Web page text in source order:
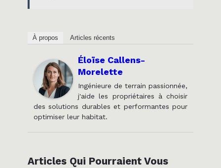
À propos Articles récents
Éloïse Callens-
Morelette
Ingénieure de terrain passionnée,
j'aide les propriétaires à choisir
des solutions durables et performantes pour
optimiser leur habitat.
Articles Qui Pourraient Vous